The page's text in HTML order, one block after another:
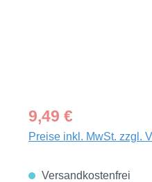
Regulärer Preis:
9,49 €
Preise inkl. MwSt. zzgl.
Versandkostenfrei